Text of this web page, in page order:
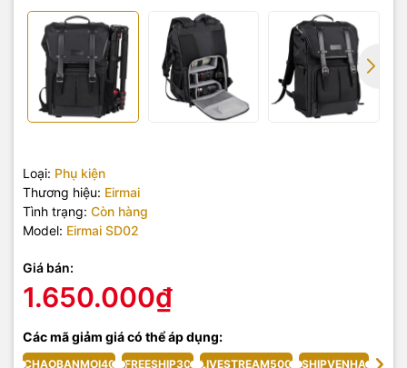
Loại: Phụ kiện
Thương hiệu: Eirmai
Tình trạng: Còn hàng
Model: Eirmai SD02
Giá bán:
1.650.000₫
Các mã giảm giá có thể áp dụng:
CHAOBANMOI40 FREESHIP30 LIVESTREAM500 SHIPVENHA